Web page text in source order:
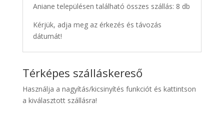
Aniane településen található összes szállás: 8 db
Kérjük, adja meg az érkezés és távozás
dátumát!
Térképes szálláskereső
Használja a nagyítás/kicsinyítés funkciót és kattintson
a kiválasztott szállásra!